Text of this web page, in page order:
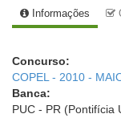
Informações
Concurso:
COPEL - 2010 -
Banca:
PUC - PR (Pontifícia